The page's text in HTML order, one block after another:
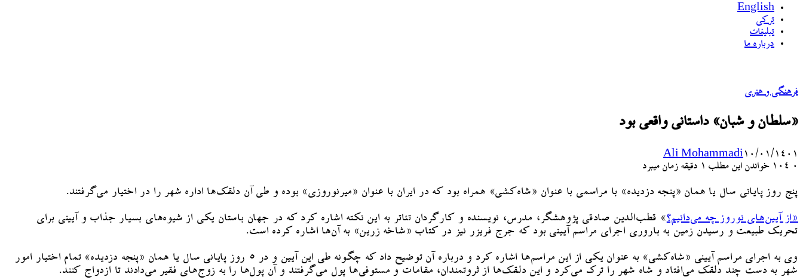
English
ترکی
تبلیغات
درباره ما
فرهنگی و هنری
«سلطان و شبان» داستانی واقعی بود
Ali Mohammadi۱۰/۰۱/۱۴۰۱
۰
خواندن این مطلب 1 دقیقه زمان میبرد
پنج روز پایانی سال یا همان «پنجه دزدیده» با مراسمی با عنوان «شاه‌کشی» همراه بود که در ایران با عنوان «میرنوروزی» بوده و طی آن دلقک‌ها اداره شهر را در اختیار می‌گرفتند.
«از آیین‌های نوروز چه می‌دانیم؟» قطب‌الدین صادقی پژوهشگر، مدرس، نویسنده و کارگردان تئاتر به این نکته اشاره کرد که در جهان باستان یکی از شیوه‌های بسیار جذاب و آیینی برای
تحریک طبیعت و رسیدن زمین به باروری اجرای مراسم آیینی بود که جرج فریزر نیز در کتاب «شاخه زرین» به آن‌ها اشاره کرده است.
وی به اجرای مراسم آیینی «شاه‌کشی» به عنوان یکی از این مراسم‌ها اشاره کرد و درباره آن توضیح داد که چگونه طی این آیین و در ۵ روز پایانی سال یا همان «پنجه دزدیده» تمام اختیار امور
شهر به دست چند دلقک می‌افتاد و شاه شهر را ترک می‌کرد و این دلقک‌ها از ثروتمندان، مقامات و مستوفی‌ها پول می‌گرفتند و آن پول‌ها را به زوج‌های فقیر می‌دادند تا ازدواج کنند.